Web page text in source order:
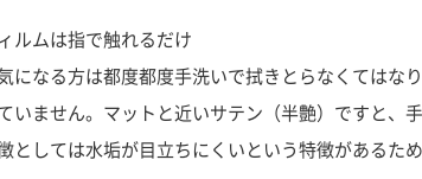
ルムは指で触れるだけ
なる方は都度都度手洗いで拭きとらなくてはな
ません。マットと近いサテン（半艶）ですと、
しては水垢が目立ちにくいという特徴があるた